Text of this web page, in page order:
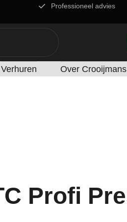
Professioneel advies
Verhuren Over Crooijmans
Profi